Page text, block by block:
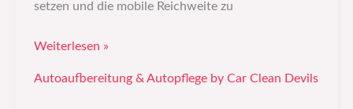
setzen und die mobile Reichweite zu
Weiterlesen »
Autoaufbereitung & Autopflege by Car Clean Devils